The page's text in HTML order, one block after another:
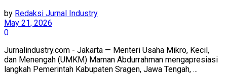
by Redaksi Jurnal Industry
May 21, 2026
0
Jurnalindustry.com - Jakarta — Menteri Usaha Mikro, Kecil,
dan Menengah (UMKM) Maman Abdurrahman mengapresiasi
langkah Pemerintah Kabupaten Sragen, Jawa Tengah, ...